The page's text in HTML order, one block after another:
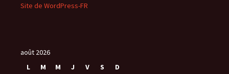
Site de WordPress-FR
août 2026
L
M M J V S D